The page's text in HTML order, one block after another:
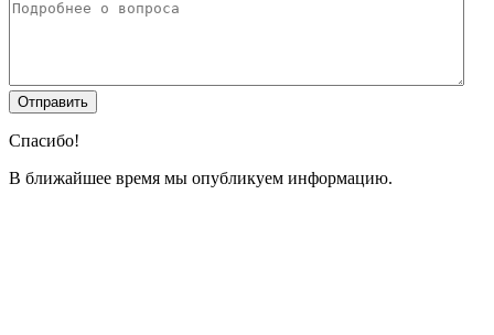
Спасибо!
В ближайшее время мы опубликуем информацию.